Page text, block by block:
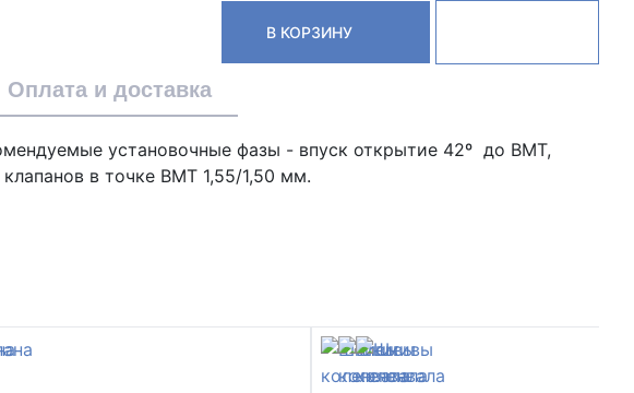
В КОРЗИНУ
Оплата и доставка
установочные фазы - впуск открытие 42º до ВМТ,
в точке ВМТ 1,55/1,50 мм.